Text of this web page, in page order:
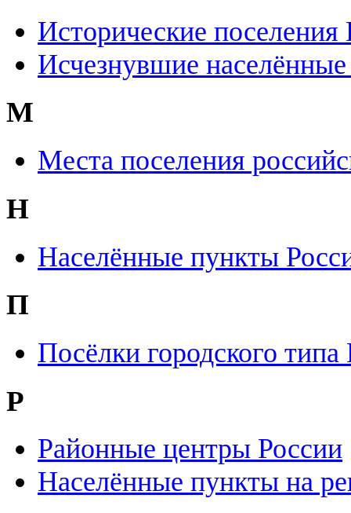
Исторические поселения
Исчезнувшие
М
Места поселения
Н
Населённые пункты
П
Посёлки городского типа
Р
Районные центры России
Населённые пункты на